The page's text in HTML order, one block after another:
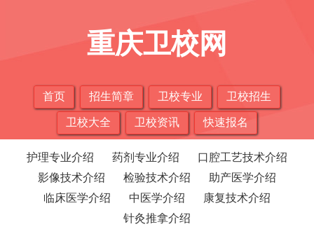
重庆卫校网
首页 招生简章 卫校专业 卫校招生
卫校大全 卫校资讯 快速报名
护理专业介绍 药剂专业介绍
口腔工艺技术介绍
影像技术介绍
检验技术介绍
助产医学介绍
临床医学介绍
中医学介绍
康复技术介绍
针灸推拿介绍